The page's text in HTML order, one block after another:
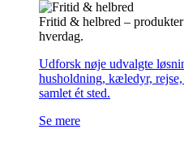
Fritid & helbred –
hverdag.
Udforsk nøje udvalgte
husholdning, kæledyr,
samlet ét sted.
Se mere